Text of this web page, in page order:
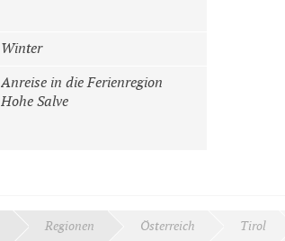
Winter
Anreise in die Ferienregion
Hohe Salve
Regionen Österreich Tirol